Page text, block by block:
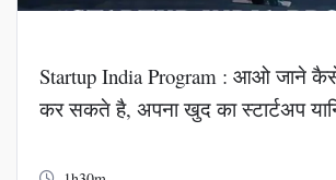
Startup India Program : आओ जाने
कर सकते है, अपना खुद का स्टार्टअप